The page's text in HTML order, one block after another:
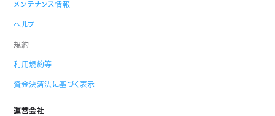
メンテナンス情報
ヘルプ
規約
利用規約等
資金決済法に基づく表示
運営会社